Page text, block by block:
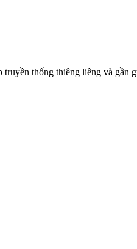
thống thiêng liêng và gần